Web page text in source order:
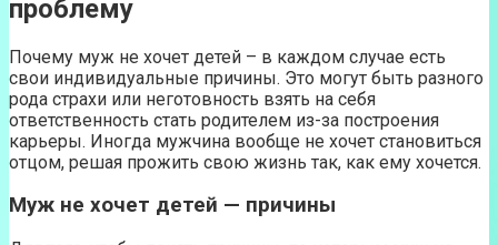
проблему
Почему муж не хочет детей – в каждом случае есть
свои индивидуальные причины. Это могут быть разного
рода страхи или неготовность взять на себя
ответственность стать родителем из-за построения
карьеры. Иногда мужчина вообще не хочет становиться
отцом, решая прожить свою жизнь так, как ему хочется.
Муж не хочет детей — причины